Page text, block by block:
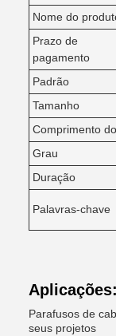
Nome do
Prazo de
pagamento
Padrão
Tamanho
Comprimento
Grau
Duração
Palavras-chave
Aplicações:
Parafusos de
seus projetos